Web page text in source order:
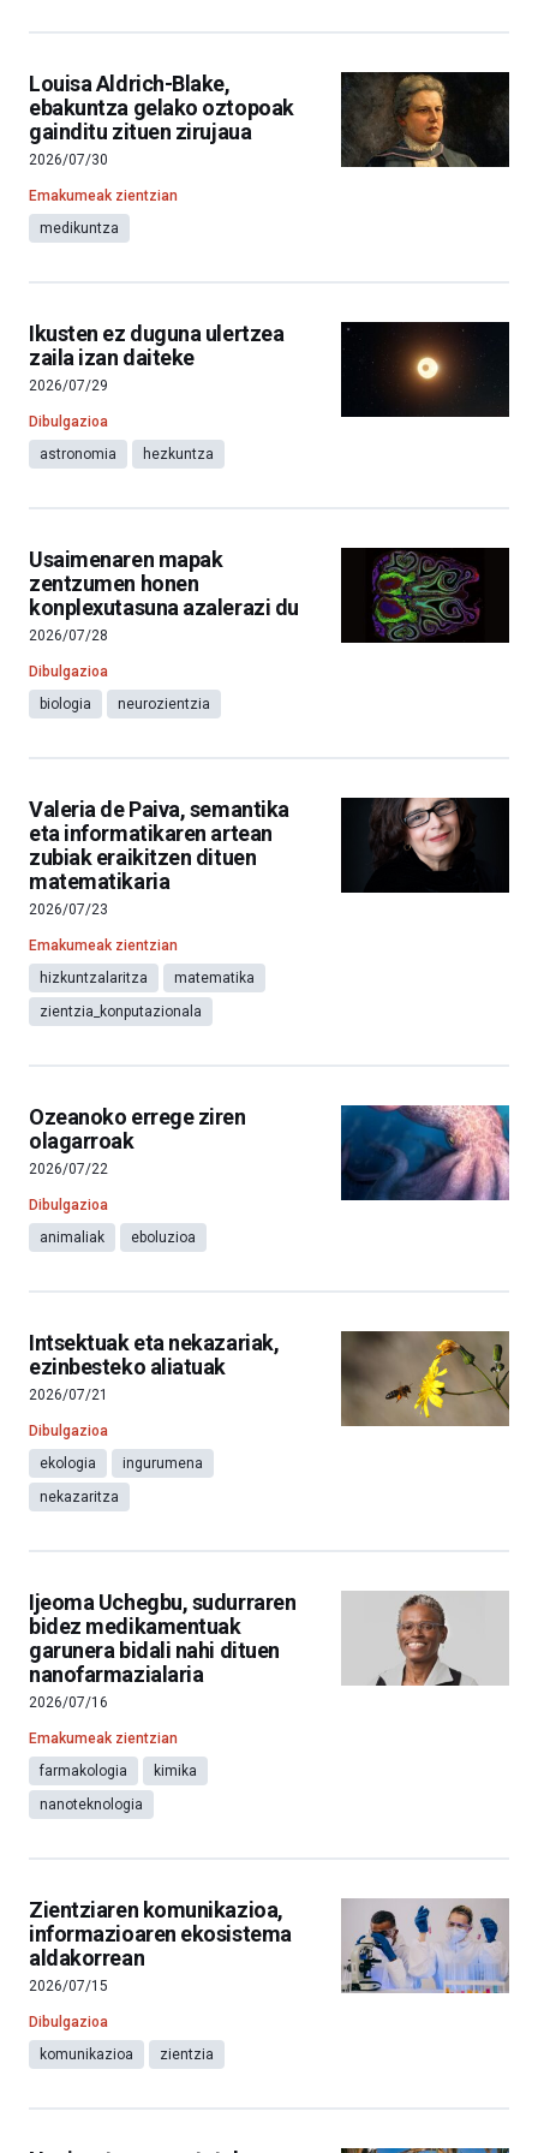
Louisa Aldrich-Blake,
ebakuntza gelako oztopoak
gainditu zituen zirujaua
2026/07/30
Emakumeak zientzian
medikuntza
Ikusten ez duguna ulertzea
zaila izan daiteke
2026/07/29
Dibulgazioa
astronomia
hezkuntza
Usaimenaren mapak
zentzumen honen
konplexutasuna azalerazi du
2026/07/28
Dibulgazioa
biologia
neurozientzia
Valeria de Paiva, semantika
eta informatikaren artean
zubiak eraikitzen dituen
matematikaria
2026/07/23
Emakumeak zientzian
hizkuntzalaritza
matematika
zientzia_konputazionala
Ozeanoko errege ziren
olagarroak
2026/07/22
Dibulgazioa
animaliak
eboluzioa
Intsektuak eta nekazariak,
ezinbesteko aliatuak
2026/07/21
Dibulgazioa
ekologia
ingurumena
nekazaritza
Ijeoma Uchegbu, sudurraren
bidez medikamentuak
garunera bidali nahi dituen
nanofarmazialaria
2026/07/16
Emakumeak zientzian
farmakologia
kimika
nanoteknologia
Zientziaren komunikazioa,
informazioaren ekosistema
aldakorrean
2026/07/15
Dibulgazioa
komunikazioa
zientzia